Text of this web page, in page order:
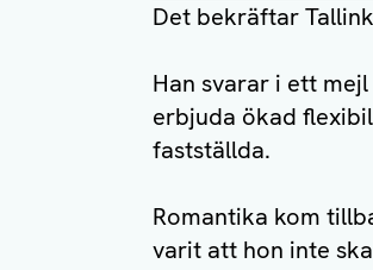
Det bekräftar
Han svarar i ett
erbjuda ökad
fastställda.
Romantika kom
varit att hon inte